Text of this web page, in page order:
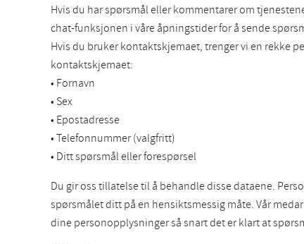
Hvis du har spørsmål eller kommentarer om
chat-funksjonen i våre åpningstider for å sende
Hvis du bruker kontaktskjemaet, trenger vi en rekke
kontaktskjemaet:
• Fornavn
• Sex
• Epostadresse
• Telefonnummer (valgfritt)
• Ditt spørsmål eller forespørsel
Du gir oss tillatelse til å behandle disse dataene.
spørsmålet ditt på en hensiktsmessig måte. Vår
dine personopplysninger så snart det er klart at